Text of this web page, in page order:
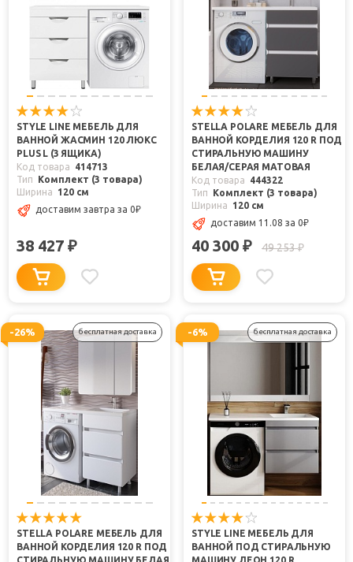
STYLE LINE МЕБЕЛЬ ДЛЯ
ВАННОЙ ЖАСМИН 120 ЛЮКС
PLUS L (3 ЯЩИКА)
Код товара
414713
Тип
Комплект (3 товара)
Ширина
120 см
доставим завтра за 0₽
38 427 ₽
STELLA POLARE МЕБЕЛЬ ДЛЯ
ВАННОЙ КОРДЕЛИЯ 120 R ПОД
СТИРАЛЬНУЮ МАШИНУ
БЕЛАЯ/СЕРАЯ МАТОВАЯ
Код товара
444322
Тип
Комплект (3 товара)
Ширина
120 см
доставим 11.08 за 0₽
40 300 ₽ 49 253₽
-26% бесплатная доставка
STELLA POLARE МЕБЕЛЬ ДЛЯ
ВАННОЙ КОРДЕЛИЯ 120 R ПОД
СТИРАЛЬНУЮ МАШИНУ БЕЛАЯ
-6% бесплатная доставка
STYLE LINE МЕБЕЛЬ ДЛЯ
ВАННОЙ ПОД СТИРАЛЬНУЮ
МАШИНУ ЛЕОН 120 R